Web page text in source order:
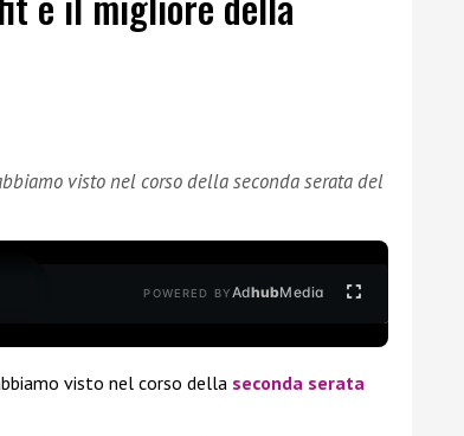
visto nel corso della seconda serata del
POWERED BYAdhubMedia
visto nel corso della seconda serata